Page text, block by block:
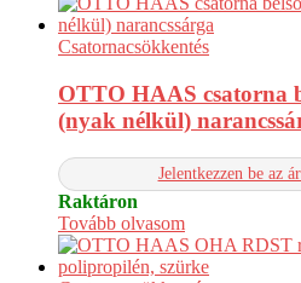
Csatornacsökkentés
OTTO HAAS csatorna
(nyak nélkül)
Jelentkezzen be az
Raktáron
Tovább olvasom